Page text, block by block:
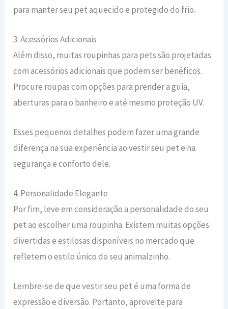
para manter seu pet aquecido e protegido do frio.
3. Acessórios Adicionais
Além disso, muitas roupinhas para pets são projetadas
com acessórios adicionais que podem ser benéficos.
Procure roupas com opções para prender a guia,
aberturas para o banheiro e até mesmo proteção UV.
Esses pequenos detalhes podem fazer uma grande
diferença na sua experiência ao vestir seu pet e na
segurança e conforto dele.
4. Personalidade Elegante
Por fim, leve em consideração a personalidade do seu
pet ao escolher uma roupinha. Existem muitas opções
divertidas e estilosas disponíveis no mercado que
refletem o estilo único do seu animalzinho.
Lembre-se de que vestir seu pet é uma forma de
expressão e diversão. Portanto, aproveite para